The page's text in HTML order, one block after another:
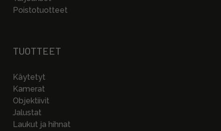
Poistotuotteet
TUOTTEET
Käytetyt
Kamerat
Objektiivit
Jalustat
Laukut ja hihnat